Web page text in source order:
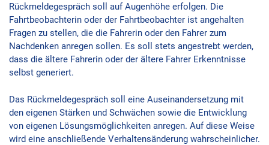
Rückmeldegespräch soll auf Augenhöhe erfolgen. Die
Fahrtbeobachterin oder der Fahrtbeobachter ist angehalten
Fragen zu stellen, die die Fahrerin oder den Fahrer zum
Nachdenken anregen sollen. Es soll stets angestrebt werden,
dass die ältere Fahrerin oder der ältere Fahrer Erkenntnisse
selbst generiert.
Das Rückmeldegespräch soll eine Auseinandersetzung mit
den eigenen Stärken und Schwächen sowie die Entwicklung
von eigenen Lösungsmöglichkeiten anregen. Auf diese Weise
wird eine anschließende Verhaltensänderung wahrscheinlicher.